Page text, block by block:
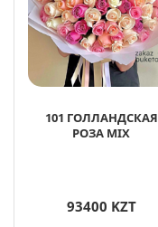
101 ГОЛЛАНДСКАЯ
РОЗА MIX
93400 KZT